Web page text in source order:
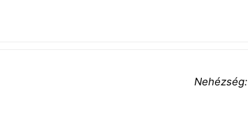
Nehézség: